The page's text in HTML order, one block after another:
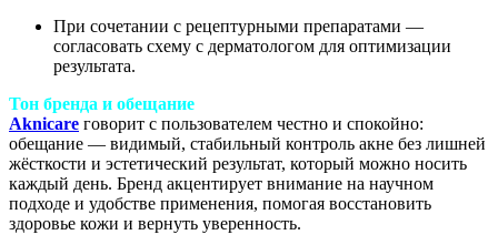
При сочетании с рецептурными препаратами —
согласовать схему с дерматологом для оптимизации
результата.
Тон бренда и обещание
Aknicare говорит с пользователем честно и спокойно:
обещание — видимый, стабильный контроль акне без лишней
жёсткости и эстетический результат, который можно носить
каждый день. Бренд акцентирует внимание на научном
подходе и удобстве применения, помогая восстановить
здоровье кожи и вернуть уверенность.